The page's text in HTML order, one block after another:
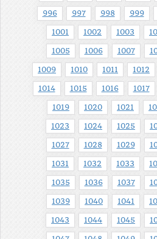
996 997 998 999
1001 1002 1003
1005 1006 1007
1009 1010 1011 1012
1014 1015 1016 1017
1019 1020 1021
1023 1024 1025
1027 1028 1029
1031 1032 1033
1035 1036 1037
1039 1040 1041
1043 1044 1045